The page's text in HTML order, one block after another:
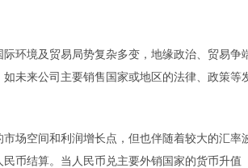
环境及贸易局势复杂多变，地缘政治、贸易争
未来公司主要销售国家或地区的法律、政策等
场空间和利润增长点，但也伴随着较大的汇率
币结算。当人民币兑主要外销国家的货币升值